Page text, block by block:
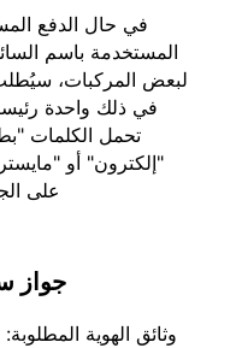
في حال الدفع
المستخدمة باسم
لبعض المركبات، سيُطلب
في ذلك واحدة
تحمل الكلمات
"إلكترون" أو
على
جواز
وثائق الهوية